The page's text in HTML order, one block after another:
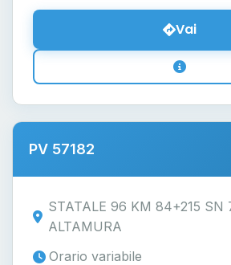
Vai
PV 57182
STATALE 96 KM 84+215 SN
ALTAMURA
Orario variabile